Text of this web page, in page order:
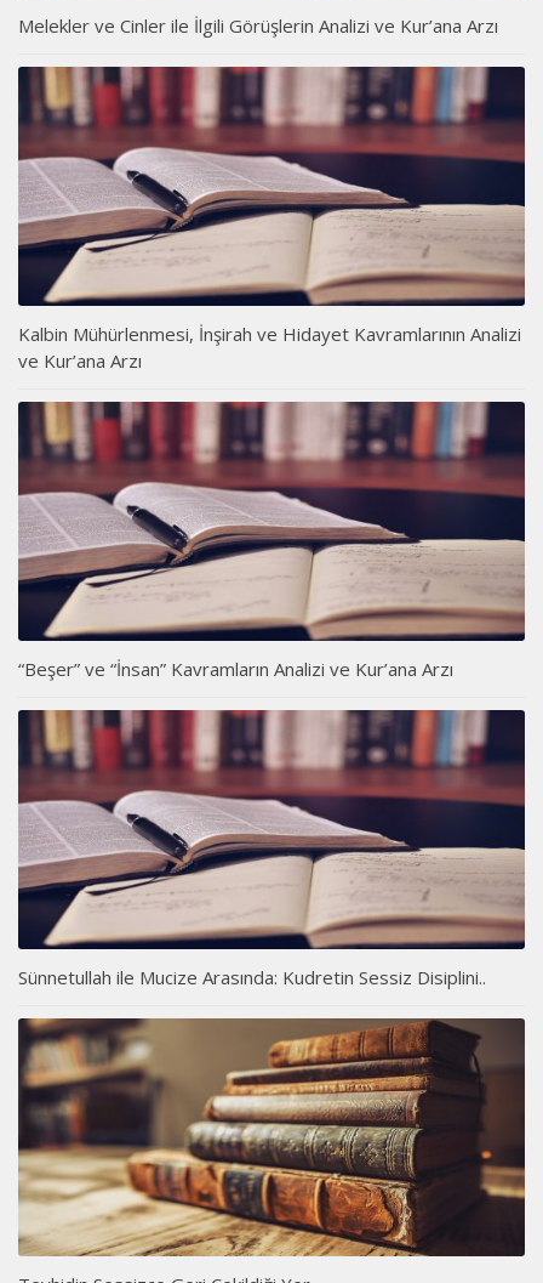
Melekler ve Cinler ile İlgili Görüşlerin Analizi ve Kur’ana Arzı
Kalbin Mühürlenmesi, İnşirah ve Hidayet Kavramlarının Analizi
ve Kur’ana Arzı
“Beşer” ve “İnsan” Kavramların Analizi ve Kur’ana Arzı
Sünnetullah ile Mucize Arasında: Kudretin Sessiz Disiplini..